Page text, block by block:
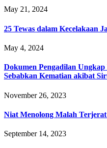
May 21, 2024
25 Tewas dalam Kecelakaan
May 4, 2024
Dokumen Pengadilan
Sebabkan Kematian akibat
November 26, 2023
Niat Menolong Malah
September 14, 2023